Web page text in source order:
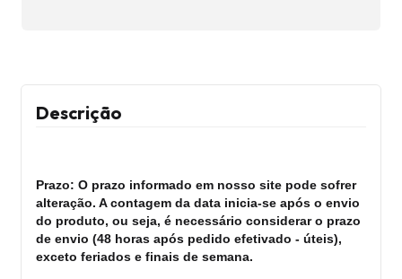
Descrição
Prazo: O prazo informado em nosso site pode sofrer
alteração. A contagem da data inicia-se após o envio
do produto, ou seja, é necessário considerar o prazo
de envio (48 horas após pedido efetivado - úteis),
exceto feriados e finais de semana.